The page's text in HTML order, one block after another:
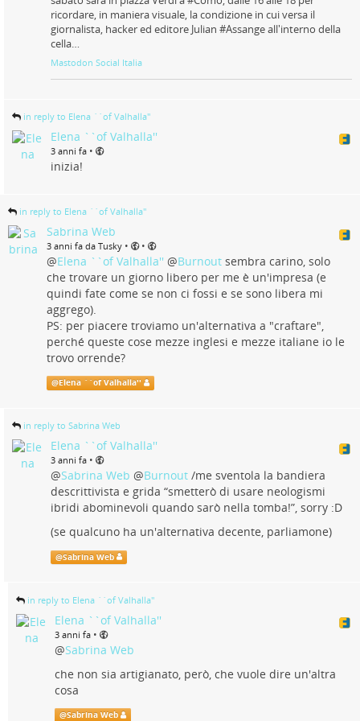
ricordare, in maniera visuale, la condizione in cui versa il
giornalista, hacker ed editore Julian #Assange all'interno della
cella…
Mastodon Social Italia
in reply to Elena ``of Valhalla''
Elena ``of Valhalla''
3 anni fa •
inizia!
in reply to Elena ``of Valhalla''
Sabrina Web
3 anni fa da Tusky • •
@Elena ``of Valhalla'' @Burnout sembra carino, solo
che trovare un giorno libero per me è un'impresa (e
quindi fate come se non ci fossi e se sono libera mi
aggrego).
PS: per piacere troviamo un'alternativa a "craftare",
perché queste cose mezze inglesi e mezze italiane io le
trovo orrende?
@Elena ``of Valhalla''
in reply to Sabrina Web
Elena ``of Valhalla''
3 anni fa •
@Sabrina Web @Burnout /me sventola la bandiera
descrittivista e grida “smetterò di usare neologismi
ibridi abominevoli quando sarò nella tomba!”, sorry :D
(se qualcuno ha un'alternativa decente, parliamone)
@Sabrina Web
in reply to Elena ``of Valhalla''
Elena ``of Valhalla''
3 anni fa •
@Sabrina Web
che non sia artigianato, però, che vuole dire un'altra
cosa
@Sabrina Web